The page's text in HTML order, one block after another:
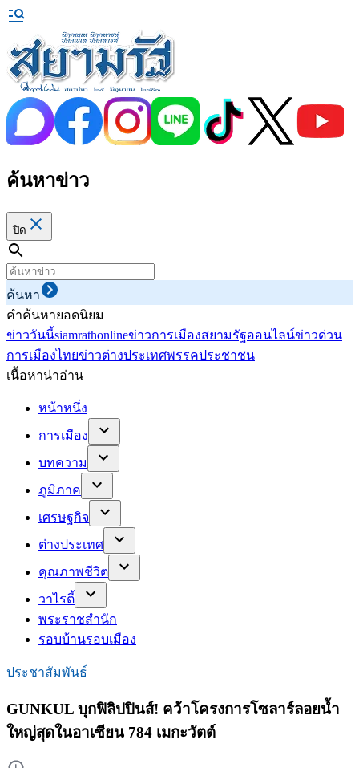
ค้นหาข่าว
ปิด
ค้นหา
คำค้นหายอดนิยม
ข่าววันนี้siamrathonlineข่าวการเมืองสยามรัฐออนไลน์ข่าวด่วน
การเมืองไทยข่าวต่างประเทศพรรคประชาชน
เนื้อหาน่าอ่าน
หน้าหนึ่ง
การเมือง
บทความ
ภูมิภาค
เศรษฐกิจ
ต่างประเทศ
คุณภาพชีวิต
วาไรตี้
พระราชสำนัก
รอบบ้านรอบเมือง
ประชาสัมพันธ์
GUNKUL บุกฟิลิปปินส์! คว้าโครงการโซลาร์ลอยน้ำ
ใหญ่สุดในอาเซียน 784 เมกะวัตต์